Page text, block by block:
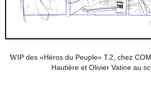
WIP des «Héros du Peuple» T.2, chez
Hautièreet Olivier Vatineau